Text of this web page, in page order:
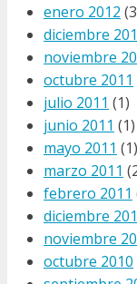
enero 2012
diciembre
noviembre
octubre 2011
julio 2011 (1)
junio 2011 (1)
mayo 2011 (1)
marzo 2011
febrero 2011
diciembre
noviembre
octubre 2010